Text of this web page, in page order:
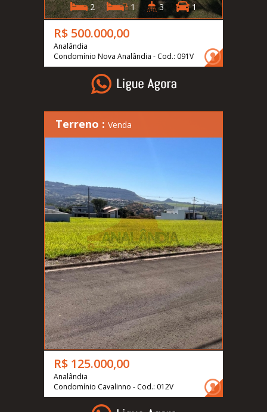
2 1 3 1
R$ 500.000,00
Analândia
Condomínio Nova Analândia - Cod.: 091V
Terreno : Venda
R$ 125.000,00
Analândia
Condomínio Cavalinno - Cod.: 012V